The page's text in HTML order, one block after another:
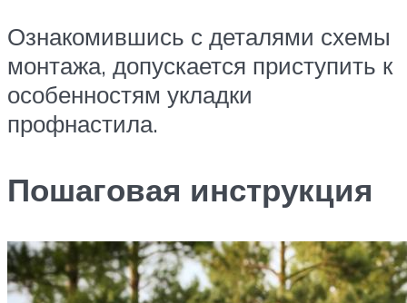
Ознакомившись с деталями схемы
монтажа, допускается приступить к
особенностям укладки
профнастила.
Пошаговая инструкция